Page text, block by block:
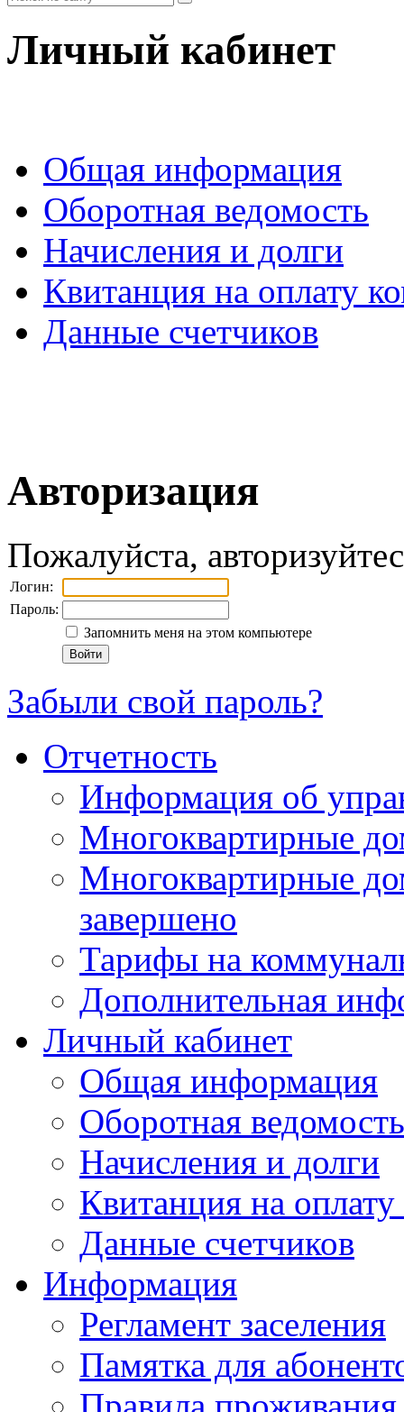
Личный кабинет
Общая информация
Оборотная ведомость
Начисления и долги
Квитанция на оплату
Данные счетчиков
Авторизация
Пожалуйста,
Логин:
Пароль:
Запомнить меня на этом компьютере
Войти
Забыли свой пароль?
Отчетность
Информация об
Многоквартирные
Многоквартирные
завершено
Тарифы на
Дополнительная
Личный кабинет
Общая информация
Оборотная ведомость
Начисления и долги
Квитанция на
Данные счетчиков
Информация
Регламент заселения
Памятка для